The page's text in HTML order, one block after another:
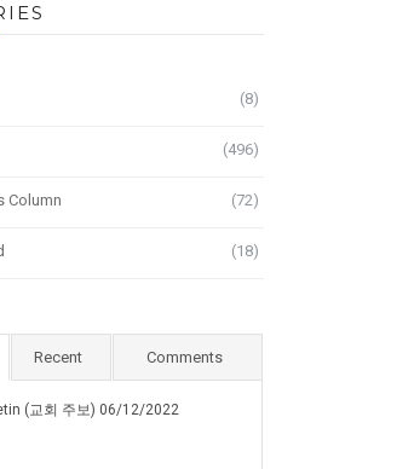
(8)
(496)
Column (72)
(18)
Recent Comments
(교회 주보) 06/12/2022